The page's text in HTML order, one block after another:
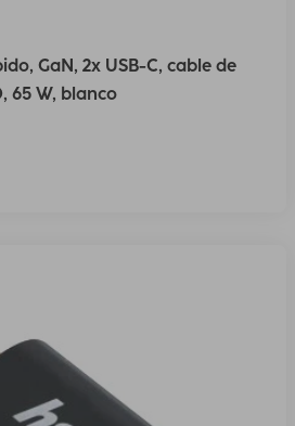
GaN, 2x USB-C, cable de
65 W, blanco